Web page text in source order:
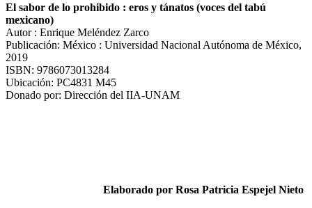
El sabor de lo prohibido : eros y tánatos (voces del tabú
mexicano)
Autor : Enrique Meléndez Zarco
Publicación: México : Universidad Nacional Autónoma de México,
2019
ISBN: 9786073013284
Ubicación: PC4831 M45
Donado por: Dirección del IIA-UNAM
Elaborado por Rosa Patricia Espejel Nieto